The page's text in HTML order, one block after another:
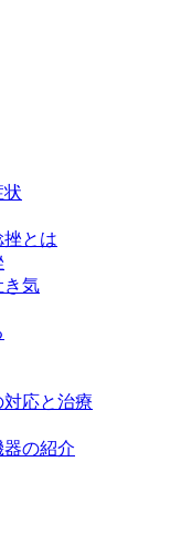
状
とは
き気
応と治療
の紹介